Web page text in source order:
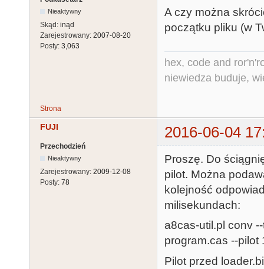
Nieaktywny
Skąd: inąd
Zarejestrowany: 2007-08-20
Posty: 3,063
A czy można
początku pliku (w
hex, code and
niewiedza buduje,
Strona
FUJI 2016-06-04
Przechodzień
Nieaktywny
Zarejestrowany: 2009-12-08
Posty: 78
Proszę. Do
pilot. Można
kolejność
milisekundach:
a8cas-util.pl conv
program.cas --pilot
Pilot przed